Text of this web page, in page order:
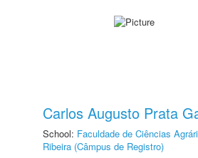
Carlos Augusto Prata
School: Faculdade de Ciências
Ribeira (Câmpus de Registro)